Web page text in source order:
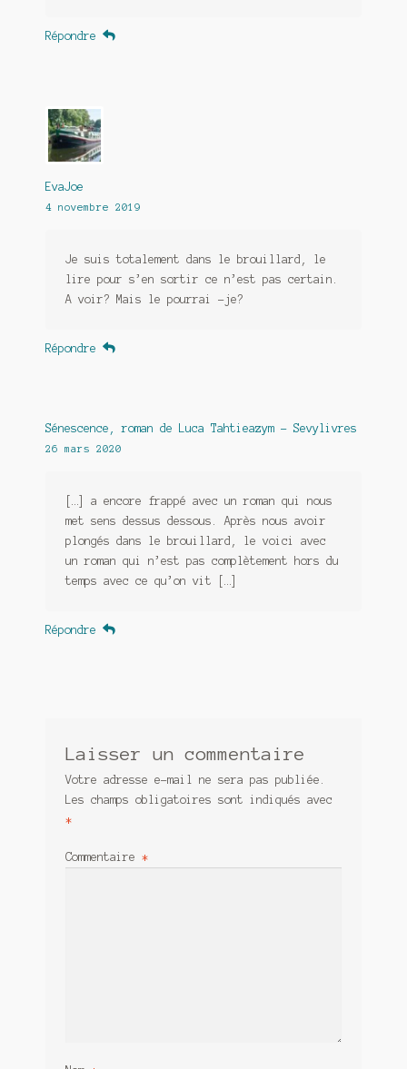
Répondre
EvaJoe
4 novembre 2019
Je suis totalement dans le brouillard, le
lire pour s’en sortir ce n’est pas certain.
A voir? Mais le pourrai -je?
Répondre
Sénescence, roman de Luca Tahtieazym - Sevylivres
26 mars 2020
[…] a encore frappé avec un roman qui nous
met sens dessus dessous. Après nous avoir
plongés dans le brouillard, le voici avec
un roman qui n’est pas complètement hors du
temps avec ce qu’on vit […]
Répondre
Laisser un commentaire
Votre adresse e-mail ne sera pas publiée.
Les champs obligatoires sont indiqués avec
*
Commentaire *